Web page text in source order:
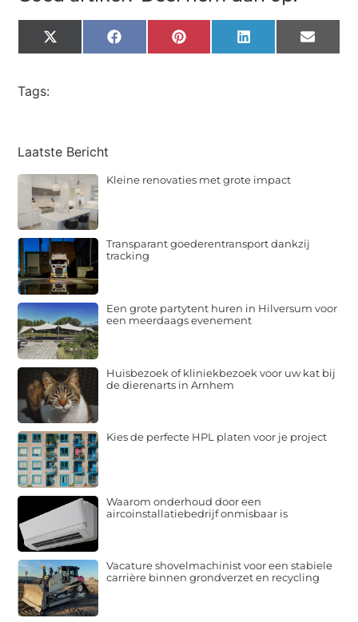
X
(Twitter)
FacebookPinterestLinkedInEmail
Tags:
Laatste Bericht
Kleine renovaties met grote impact
Transparant goederentransport dankzij
tracking
Een grote partytent huren in Hilversum voor
een meerdaags evenement
Huisbezoek of kliniekbezoek voor uw kat bij
de dierenarts in Arnhem
Kies de perfecte HPL platen voor je project
Waarom onderhoud door een
aircoinstallatiebedrijf onmisbaar is
Vacature shovelmachinist voor een stabiele
carrière binnen grondverzet en recycling